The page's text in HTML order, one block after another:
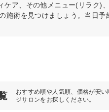
ア、その他メニュー(リラク)
術を見つけましょう。当日予
おすすめ順や人気順、価格が安
ジサロンをお探しください。